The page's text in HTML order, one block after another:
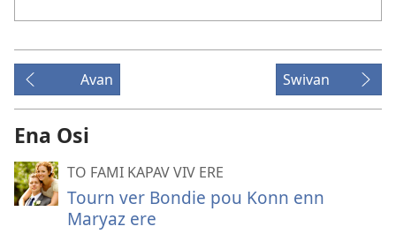
Avan Swivan
Ena Osi
TO FAMI KAPAV VIV ERE
Tourn ver Bondie pou Konn enn
Maryaz ere